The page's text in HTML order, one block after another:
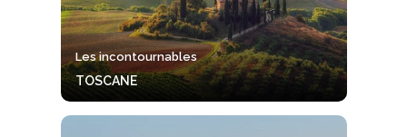
Les incontournables
TOSCANE